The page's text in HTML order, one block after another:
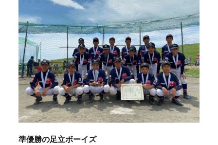
準優勝の足立ボーイズ